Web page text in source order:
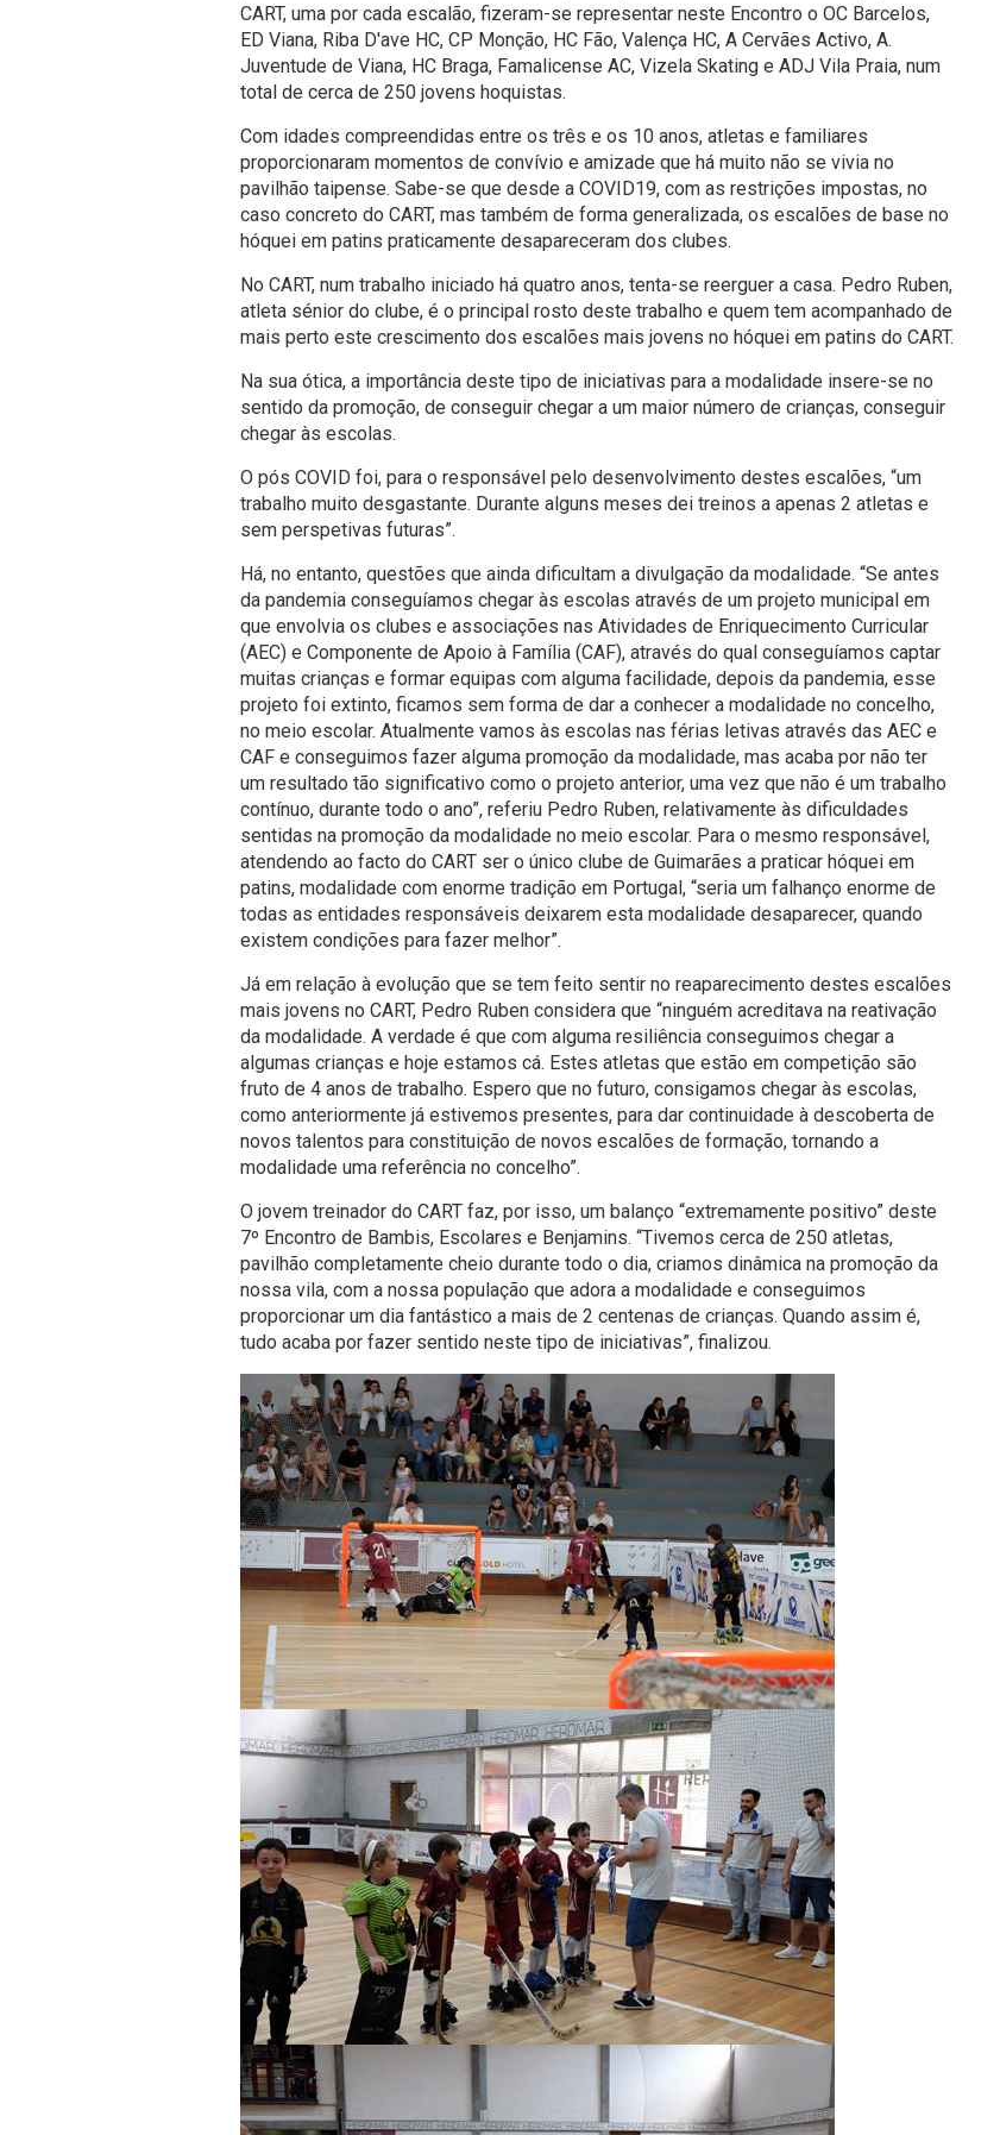
CART, uma por cada escalão, fizeram-se representar neste Encontro o OC Barcelos,
ED Viana, Riba D'ave HC, CP Monção, HC Fão, Valença HC, A Cervães Activo, A.
Juventude de Viana, HC Braga, Famalicense AC, Vizela Skating e ADJ Vila Praia, num
total de cerca de 250 jovens hoquistas.
Com idades compreendidas entre os três e os 10 anos, atletas e familiares
proporcionaram momentos de convívio e amizade que há muito não se vivia no
pavilhão taipense. Sabe-se que desde a COVID19, com as restrições impostas, no
caso concreto do CART, mas também de forma generalizada, os escalões de base no
hóquei em patins praticamente desapareceram dos clubes.
No CART, num trabalho iniciado há quatro anos, tenta-se reerguer a casa. Pedro Ruben,
atleta sénior do clube, é o principal rosto deste trabalho e quem tem acompanhado de
mais perto este crescimento dos escalões mais jovens no hóquei em patins do CART.
Na sua ótica, a importância deste tipo de iniciativas para a modalidade insere-se no
sentido da promoção, de conseguir chegar a um maior número de crianças, conseguir
chegar às escolas.
O pós COVID foi, para o responsável pelo desenvolvimento destes escalões, “um
trabalho muito desgastante. Durante alguns meses dei treinos a apenas 2 atletas e
sem perspetivas futuras”.
Há, no entanto, questões que ainda dificultam a divulgação da modalidade. “Se antes
da pandemia conseguíamos chegar às escolas através de um projeto municipal em
que envolvia os clubes e associações nas Atividades de Enriquecimento Curricular
(AEC) e Componente de Apoio à Família (CAF), através do qual conseguíamos captar
muitas crianças e formar equipas com alguma facilidade, depois da pandemia, esse
projeto foi extinto, ficamos sem forma de dar a conhecer a modalidade no concelho,
no meio escolar. Atualmente vamos às escolas nas férias letivas através das AEC e
CAF e conseguimos fazer alguma promoção da modalidade, mas acaba por não ter
um resultado tão significativo como o projeto anterior, uma vez que não é um trabalho
contínuo, durante todo o ano”, referiu Pedro Ruben, relativamente às dificuldades
sentidas na promoção da modalidade no meio escolar. Para o mesmo responsável,
atendendo ao facto do CART ser o único clube de Guimarães a praticar hóquei em
patins, modalidade com enorme tradição em Portugal, “seria um falhanço enorme de
todas as entidades responsáveis deixarem esta modalidade desaparecer, quando
existem condições para fazer melhor”.
Já em relação à evolução que se tem feito sentir no reaparecimento destes escalões
mais jovens no CART, Pedro Ruben considera que “ninguém acreditava na reativação
da modalidade. A verdade é que com alguma resiliência conseguimos chegar a
algumas crianças e hoje estamos cá. Estes atletas que estão em competição são
fruto de 4 anos de trabalho. Espero que no futuro, consigamos chegar às escolas,
como anteriormente já estivemos presentes, para dar continuidade à descoberta de
novos talentos para constituição de novos escalões de formação, tornando a
modalidade uma referência no concelho”.
O jovem treinador do CART faz, por isso, um balanço “extremamente positivo” deste
7º Encontro de Bambis, Escolares e Benjamins. “Tivemos cerca de 250 atletas,
pavilhão completamente cheio durante todo o dia, criamos dinâmica na promoção da
nossa vila, com a nossa população que adora a modalidade e conseguimos
proporcionar um dia fantástico a mais de 2 centenas de crianças. Quando assim é,
tudo acaba por fazer sentido neste tipo de iniciativas”, finalizou.